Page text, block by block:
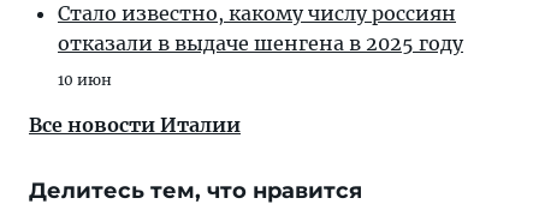
Стало известно, какому числу россиян
отказали в выдаче шенгена в 2025 году
10 июн
Все новости Италии
Делитесь тем, что нравится